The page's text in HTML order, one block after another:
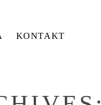
KONTAKT